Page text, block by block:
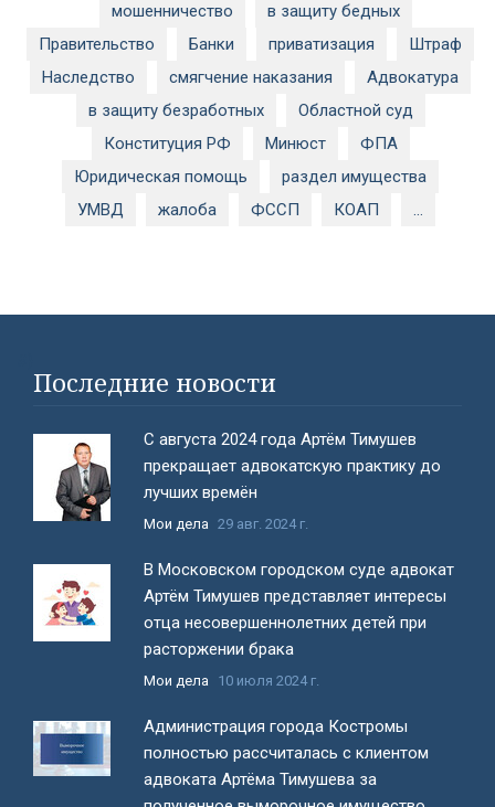
мошенничество
в защиту бедных
Правительство
Банки приватизация
Штраф
Наследство
смягчение наказания
Адвокатура
в защиту безработных
Областной суд
Конституция РФ
Минюст
ФПА
Юридическая помощь
раздел имущества
УМВД
жалоба ФССП КОАП ...
Последние новости
С августа 2024 года Артём Тимушев
прекращает адвокатскую практику до
лучших времён
Мои дела 29 авг. 2024 г.
В Московском городском суде адвокат
Артём Тимушев представляет интересы
отца несовершеннолетних детей при
расторжении брака
Мои дела 10 июля 2024 г.
Администрация города Костромы
полностью рассчиталась с клиентом
адвоката Артёма Тимушева за